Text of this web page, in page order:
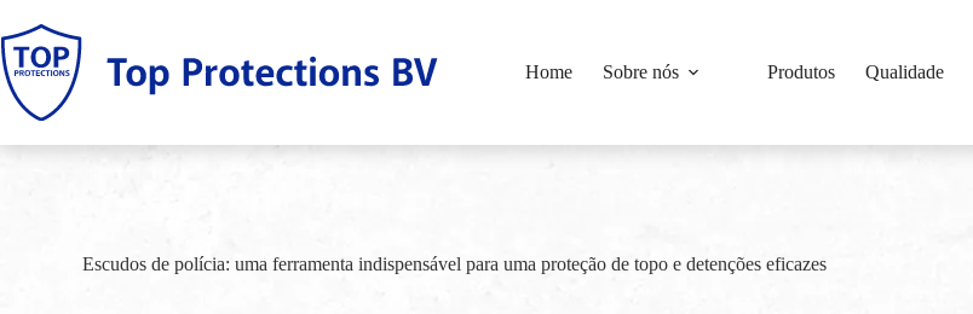
para
o
conteúdo
Home Sobre nós Produtos Qualidade
Escudos de polícia: uma ferramenta indispensável para uma proteção de topo e detenções eficazes